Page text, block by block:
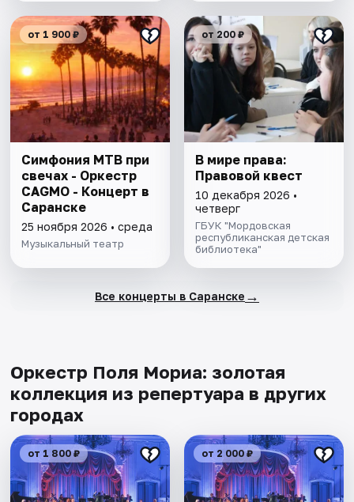
от 1 900 ₽
Симфония МТВ при
свечах - Оркестр
CAGMO - Концерт в
Саранске
25 ноября 2026 • среда
Музыкальный театр
от 200 ₽
В мире права:
Правовой квест
10 декабря 2026 •
четверг
ГБУК "Мордовская
республиканская детская
библиотека"
Все концерты в Саранске →
Оркестр Поля Мориа: золотая
коллекция из репертуара в других
городах
от 1 800 ₽ от 2 000 ₽